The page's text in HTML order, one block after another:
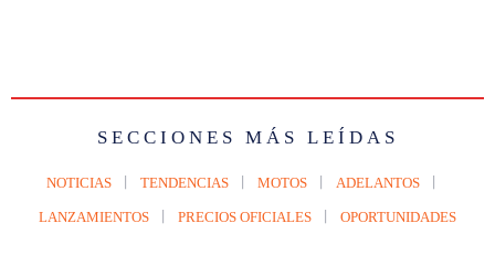
SECCIONES MÁS LEÍDAS
NOTICIAS TENDENCIAS MOTOS ADELANTOS
LANZAMIENTOS PRECIOS OFICIALES OPORTUNIDADES